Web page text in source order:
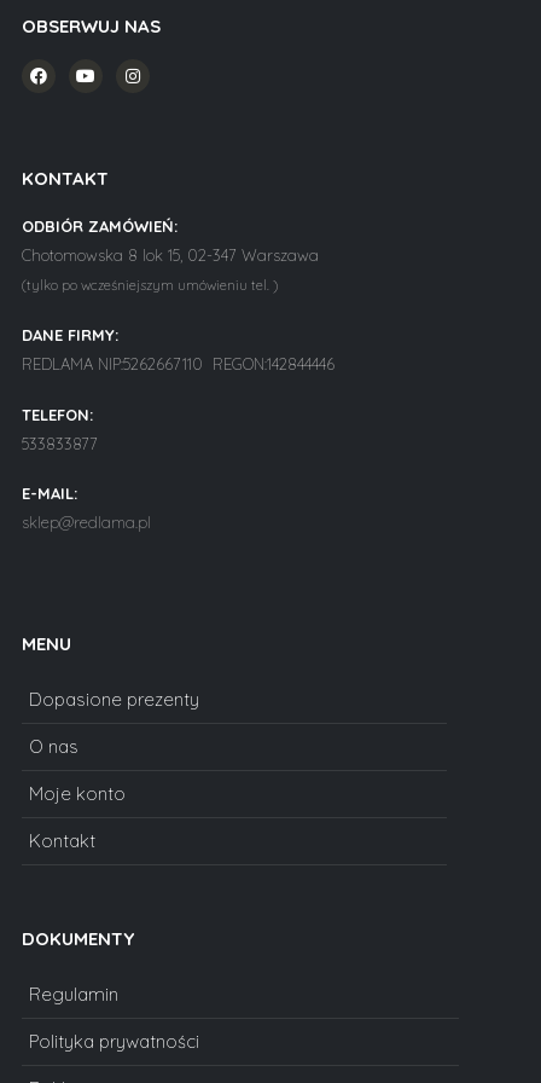
OBSERWUJ NAS
KONTAKT
ODBIÓR ZAMÓWIEŃ:
Chotomowska 8 lok 15, 02-347 Warszawa
(tylko po wcześniejszym umówieniu tel. )
DANE FIRMY:
REDLAMA NIP:5262667110 REGON:142844446
TELEFON:
533833877
E-MAIL:
sklep@redlama.pl
MENU
Dopasione prezenty
O nas
Moje konto
Kontakt
DOKUMENTY
Regulamin
Polityka prywatności